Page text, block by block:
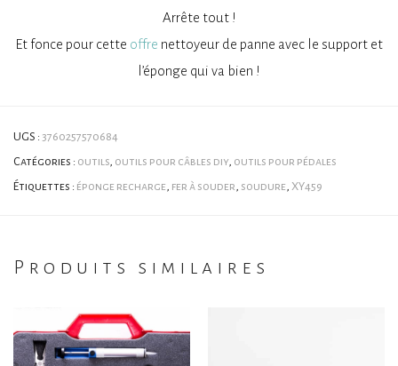
Arrête tout !
Et fonce pour cette offre nettoyeur de panne avec le support et
l’éponge qui va bien !
UGS : 3760257570684
Catégories : outils, outils pour câbles diy, outils pour pédales
Étiquettes : éponge recharge, fer à souder, soudure, XY459
Produits similaires